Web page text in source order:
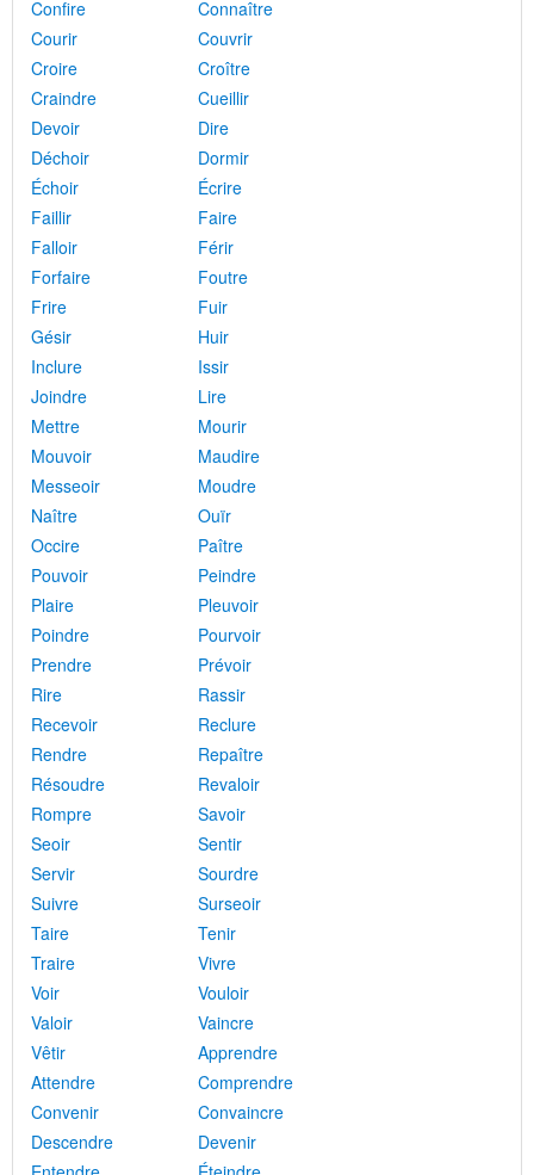
Confire
Connaître
Courir
Couvrir
Croire
Croître
Craindre
Cueillir
Devoir
Dire
Déchoir
Dormir
Échoir
Écrire
Faillir
Faire
Falloir
Férir
Forfaire
Foutre
Frire
Fuir
Gésir
Huir
Inclure
Issir
Joindre
Lire
Mettre
Mourir
Mouvoir
Maudire
Messeoir
Moudre
Naître
Ouïr
Occire
Paître
Pouvoir
Peindre
Plaire
Pleuvoir
Poindre
Pourvoir
Prendre
Prévoir
Rire
Rassir
Recevoir
Reclure
Rendre
Repaître
Résoudre
Revaloir
Rompre
Savoir
Seoir
Sentir
Servir
Sourdre
Suivre
Surseoir
Taire
Tenir
Traire
Vivre
Voir
Vouloir
Valoir
Vaincre
Vêtir
Apprendre
Attendre
Comprendre
Convenir
Convaincre
Descendre
Devenir